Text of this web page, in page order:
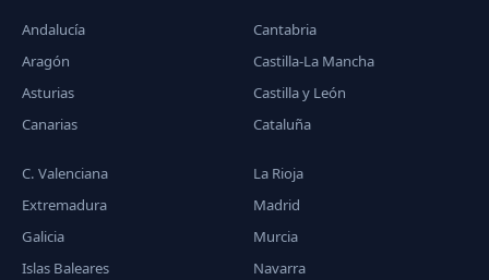
Andalucía
Aragón
Asturias
Canarias
Cantabria
Castilla-La Mancha
Castilla y León
Cataluña
C. Valenciana
Extremadura
Galicia
Islas Baleares
La Rioja
Madrid
Murcia
Navarra